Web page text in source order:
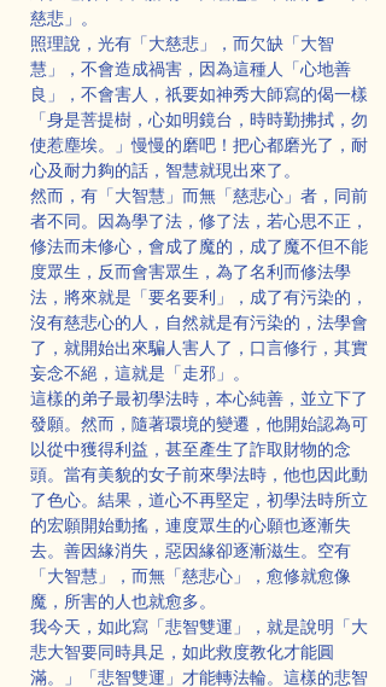
慈悲」。
照理說，光有「大慈悲」，而欠缺「大智
慧」，不會造成禍害，因為這種人「心地善
良」，不會害人，祇要如神秀大師寫的偈一樣
「身是菩提樹，心如明鏡台，時時勤拂拭，勿
使惹塵埃。」慢慢的磨吧！把心都磨光了，耐
心及耐力夠的話，智慧就現出來了。
然而，有「大智慧」而無「慈悲心」者，同前
者不同。因為學了法，修了法，若心思不正，
修法而未修心，會成了魔的，成了魔不但不能
度眾生，反而會害眾生，為了名利而修法學
法，將來就是「要名要利」，成了有污染的，
沒有慈悲心的人，自然就是有污染的，法學會
了，就開始出來騙人害人了，口言修行，其實
妄念不絕，這就是「走邪」。
這樣的弟子最初學法時，本心純善，並立下了
發願。然而，隨著環境的變遷，他開始認為可
以從中獲得利益，甚至產生了詐取財物的念
頭。當有美貌的女子前來學法時，他也因此動
了色心。結果，道心不再堅定，初學法時所立
的宏願開始動搖，連度眾生的心願也逐漸失
去。善因緣消失，惡因緣卻逐漸滋生。空有
「大智慧」，而無「慈悲心」，愈修就愈像
魔，所害的人也就愈多。
我今天，如此寫「悲智雙運」，就是說明「大
悲大智要同時具足，如此救度教化才能圓
滿。」「悲智雙運」才能轉法輪。這樣的悲智